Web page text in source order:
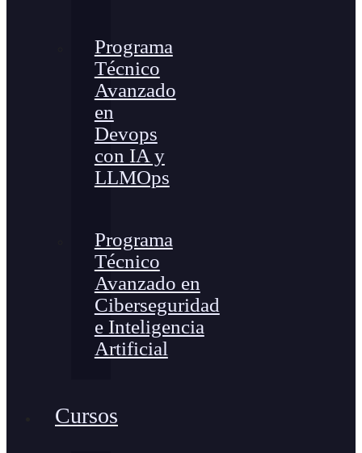
Programa
Técnico
Avanzado
en
Devops
con IA y
LLMOps
Programa
Técnico
Avanzado en
Ciberseguridad
e Inteligencia
Artificial
Cursos